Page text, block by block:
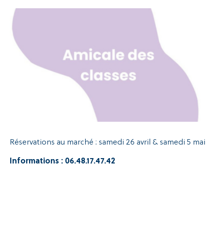
Réservations au marché : samedi 26 avril & samedi 5 mai
Informations : 06.48.17.47.42